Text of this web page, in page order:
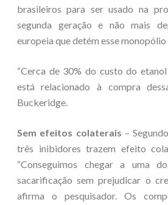
brasileiros para ser usado na
segunda geração e não mais
europeia que detém esse monopólio
“Cerca de 30% do custo do
está relacionado à compra
Buckeridge.
Sem efeitos colaterais –
três inibidores trazem efeito
“Conseguimos chegar a uma
sacarificação sem prejudicar o
afirma o pesquisador. Os